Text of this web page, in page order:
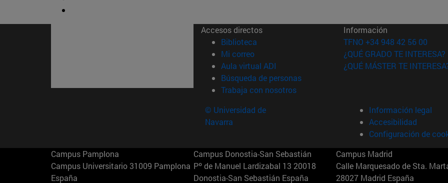
Accesos directos
Biblioteca (abre en nueva ventana)
Mi correo(abre en nueva ventana)
Aula virtual ADI (abre en nueva ventana)
Búsqueda de personas(abre en nueva ventana)
Trabaja con nosotros(abre en nueva ventana)
Información
TFNO +34 948 42 56 00
¿QUÉ GRADO TE INTERESA?
¿QUÉ MÁSTER TE
© Universidad de
Navarra
Información legal
Accesibilidad
Configuración de
Campus Pamplona
Campus Universitario 31009 Pamplona
España
Campus Donostia-San Sebastián
Pº de Manuel Lardizabal 13 20018
Donostia-San Sebastián España
Campus Madrid
Calle Marquesado de Sta.
28027 Madrid España